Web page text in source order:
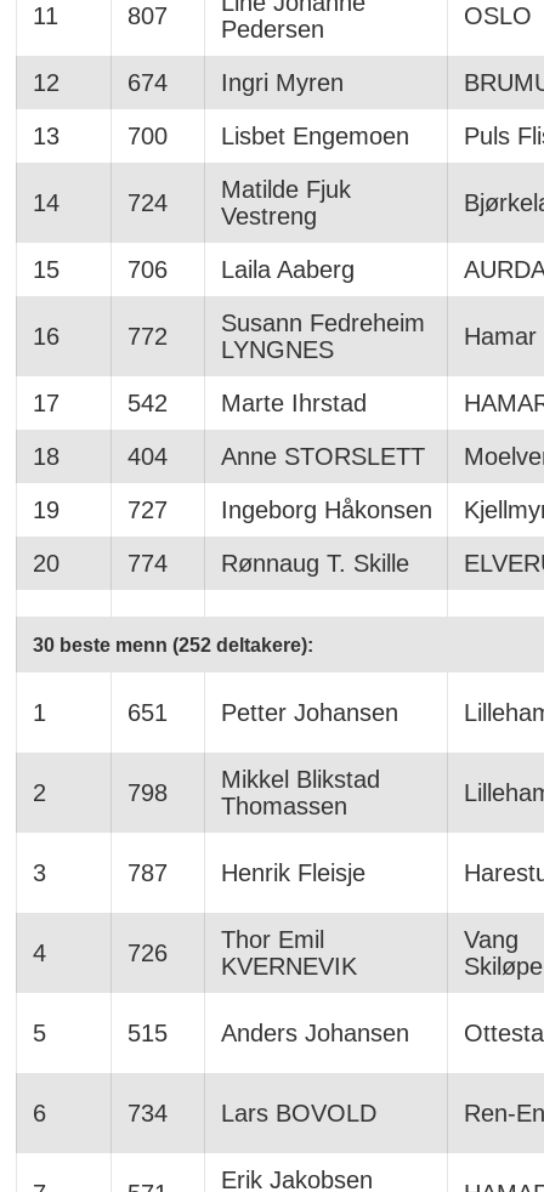
11 807
Pedersen
OSLO
12 674 Ingri Myren
13
700 Lisbet Engemoen Puls
14 724
Matilde Fjuk
Vestreng
15 706 Laila Aaberg
16 772
Susann Fedreheim
LYNGNES
Hamar
17 542 Marte Ihrstad
18
404 Anne STORSLETT
19
727 Ingeborg Håkonsen
20
774 Rønnaug T. Skille
30 beste menn (252 deltakere):
1 651 Petter Johansen
2 798
Mikkel Blikstad
Thomassen
3 787 Henrik Fleisje
4 726
Thor Emil
KVERNEVIK
Vang
5 515 Anders Johansen
6 734 Lars BOVOLD Ren-
Erik Jakobsen